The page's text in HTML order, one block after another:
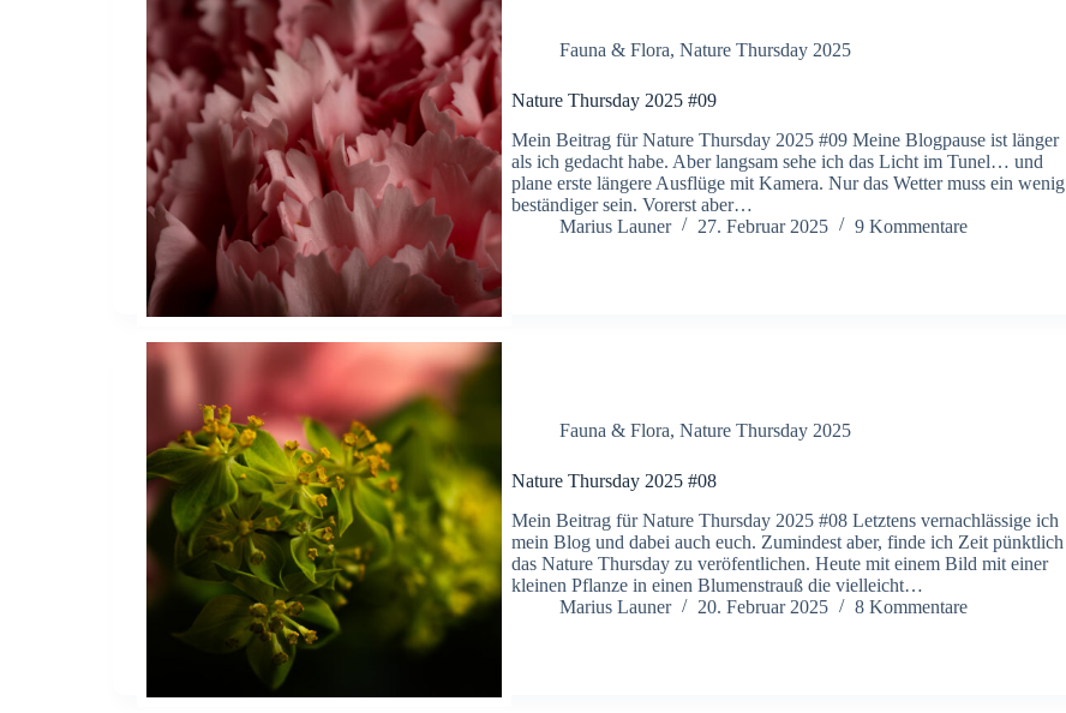
Fauna & Flora,Nature Thursday 2025
Nature Thursday 2025 #09
Mein Beitrag für Nature Thursday 2025 #09 Meine Blogpause ist länger
als ich gedacht habe. Aber langsam sehe ich das Licht im Tunel… und
plane erste längere Ausflüge mit Kamera. Nur das Wetter muss ein wenig
beständiger sein. Vorerst aber…
Marius Launer
27. Februar 2025 9 Kommentare
Fauna & Flora,Nature Thursday 2025
Nature Thursday 2025 #08
Mein Beitrag für Nature Thursday 2025 #08 Letztens vernachlässige ich
mein Blog und dabei auch euch. Zumindest aber, finde ich Zeit pünktlich
das Nature Thursday zu veröfentlichen. Heute mit einem Bild mit einer
kleinen Pflanze in einen Blumenstrauß die vielleicht…
Marius Launer
20. Februar 2025 8 Kommentare